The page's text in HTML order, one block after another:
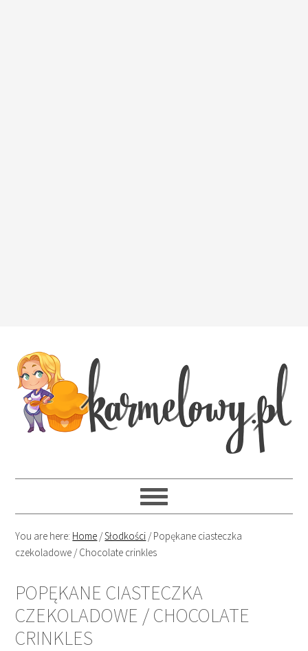
You are here: Home /Słodkości /Popękane ciasteczka
czekoladowe / Chocolate crinkles
POPĘKANE CIASTECZKA
CZEKOLADOWE / CHOCOLATE
CRINKLES